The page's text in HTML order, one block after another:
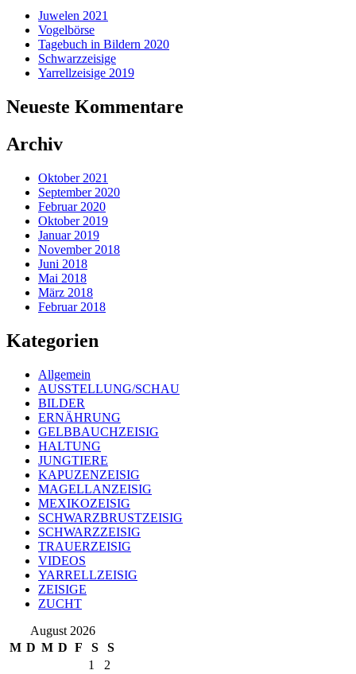
Juwelen 2021
Vogelbörse
Tagebuch in Bildern 2020
Schwarzzeisige
Yarrellzeisige 2019
Neueste Kommentare
Archiv
Oktober 2021
September 2020
Februar 2020
Oktober 2019
Januar 2019
November 2018
Juni 2018
Mai 2018
März 2018
Februar 2018
Kategorien
Allgemein
AUSSTELLUNG/SCHAU
BILDER
ERNÄHRUNG
GELBBAUCHZEISIG
HALTUNG
JUNGTIERE
KAPUZENZEISIG
MAGELLANZEISIG
MEXIKOZEISIG
SCHWARZBRUSTZEISIG
SCHWARZZEISIG
TRAUERZEISIG
VIDEOS
YARRELLZEISIG
ZEISIGE
ZUCHT
August 2026
M D M D F S
S
1
2